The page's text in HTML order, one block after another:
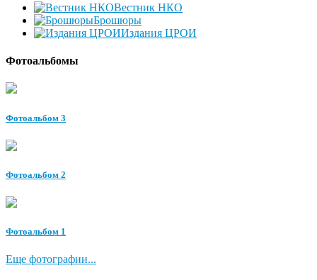
Вестник НКО
Брошюры
Издания ЦРОИ
Фотоальбомы
Фотоальбом 3
Фотоальбом 2
Фотоальбом 1
Еще фотографии...